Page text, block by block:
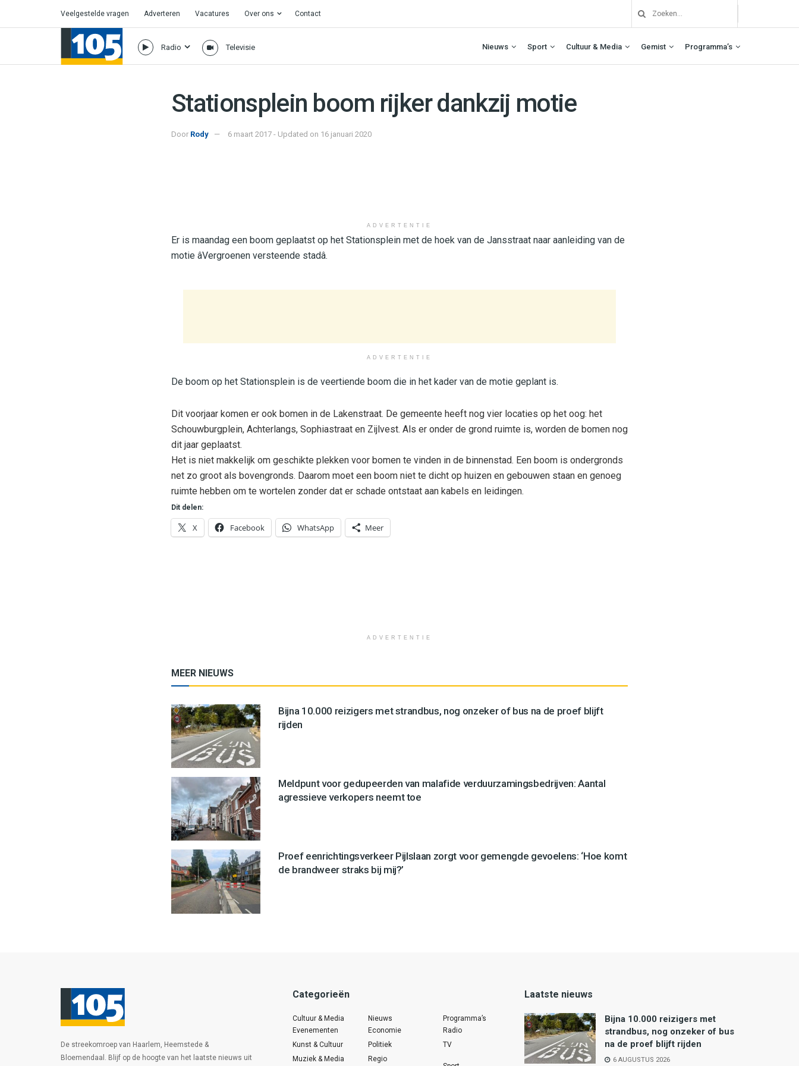
Veelgestelde vragen Adverteren Vacatures Over ons Contact
Radio Televisie Nieuws Sport Cultuur & Media Gemist Programma’s
Stationsplein boom rijker dankzij motie
Door Rody 6 maart 2017 - Updated on 16 januari 2020
ADVERTENTIE
Er is maandag een boom geplaatst op het Stationsplein met de hoek van de Jansstraat naar aanleiding van de
motie âVergroenen versteende stadâ.
ADVERTENTIE
De boom op het Stationsplein is de veertiende boom die in het kader van de motie geplant is.
Dit voorjaar komen er ook bomen in de Lakenstraat. De gemeente heeft nog vier locaties op het oog: het
Schouwburgplein, Achterlangs, Sophiastraat en Zijlvest. Als er onder de grond ruimte is, worden de bomen nog
dit jaar geplaatst.
Het is niet makkelijk om geschikte plekken voor bomen te vinden in de binnenstad. Een boom is ondergronds
net zo groot als bovengronds. Daarom moet een boom niet te dicht op huizen en gebouwen staan en genoeg
ruimte hebben om te wortelen zonder dat er schade ontstaat aan kabels en leidingen.
Dit delen:
X Facebook WhatsApp Meer
ADVERTENTIE
MEER NIEUWS
Bijna 10.000 reizigers met strandbus, nog onzeker of bus na de proef blijft
rijden
Meldpunt voor gedupeerden van malafide verduurzamingsbedrijven: Aantal
agressieve verkopers neemt toe
Proef eenrichtingsverkeer Pijlslaan zorgt voor gemengde gevoelens: ‘Hoe komt
de brandweer straks bij mij?’
De streekomroep van Haarlem, Heemstede &
Bloemendaal. Blijf op de hoogte van het laatste nieuws uit
Categorieën
Cultuur & Media
Evenementen
Kunst & Cultuur
Muziek & Media
Nieuws
Economie
Politiek
Regio
Programma’s
Radio
TV
Laatste nieuws
Bijna 10.000 reizigers met
strandbus, nog onzeker of bus
na de proef blijft rijden
6 AUGUSTUS 2026